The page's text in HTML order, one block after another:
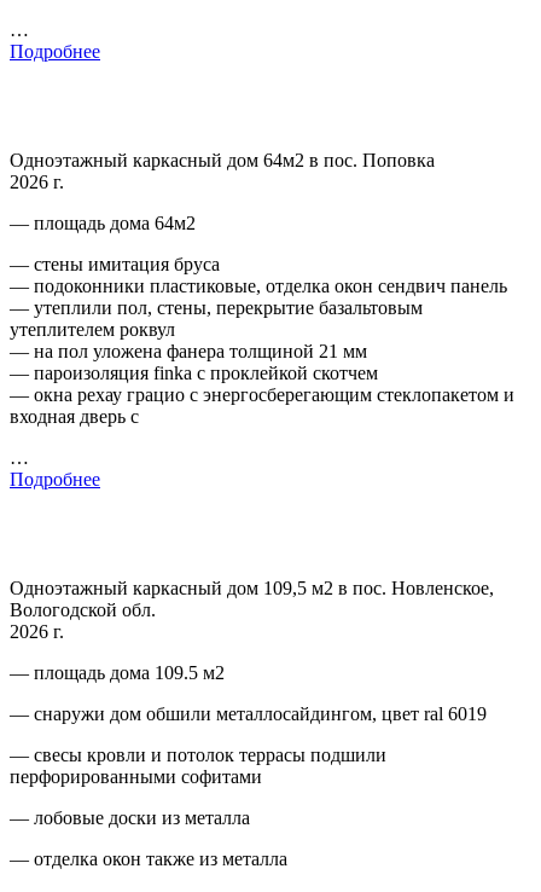
…
Подробнее
Одноэтажный каркасный дом 64м2 в пос. Поповка
2026 г.
— площадь дома 64м2
— стены имитация бруса
— подоконники пластиковые, отделка окон сендвич панель
— утеплили пол, стены, перекрытие базальтовым
утеплителем роквул
— на пол уложена фанера толщиной 21 мм
— пароизоляция finka с проклейкой скотчем
— окна рехау грацио с энергосберегающим стеклопакетом и
входная дверь с
…
Подробнее
Одноэтажный каркасный дом 109,5 м2 в пос. Новленское,
Вологодской обл.
2026 г.
— площадь дома 109.5 м2
— снаружи дом обшили металлосайдингом, цвет ral 6019
— свесы кровли и потолок террасы подшили
перфорированными софитами
— лобовые доски из металла
— отделка окон также из металла